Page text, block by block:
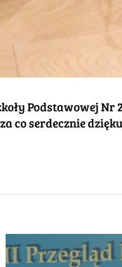
Podstawowej Nr
co serdecznie